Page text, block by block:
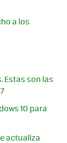
a los
Estas son las
10 para
actualiza